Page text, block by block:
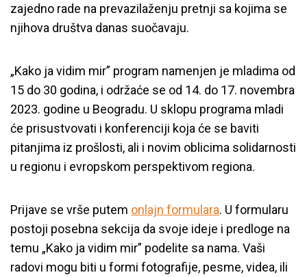
zajedno rade na prevazilaženju pretnji sa kojima se
njihova društva danas suočavaju.
„Kako ja vidim mir” program namenjen je mladima od
15 do 30 godina, i održaće se od 14. do 17. novembra
2023. godine u Beogradu. U sklopu programa mladi
će prisustvovati i konferenciji koja će se baviti
pitanjima iz prošlosti, ali i novim oblicima solidarnosti
u regionu i evropskom perspektivom regiona.
Prijave se vrše putem onlajn formulara. U formularu
postoji posebna sekcija da svoje ideje i predloge na
temu „Kako ja vidim mir” podelite sa nama. Vaši
radovi mogu biti u formi fotografije, pesme, videa, ili